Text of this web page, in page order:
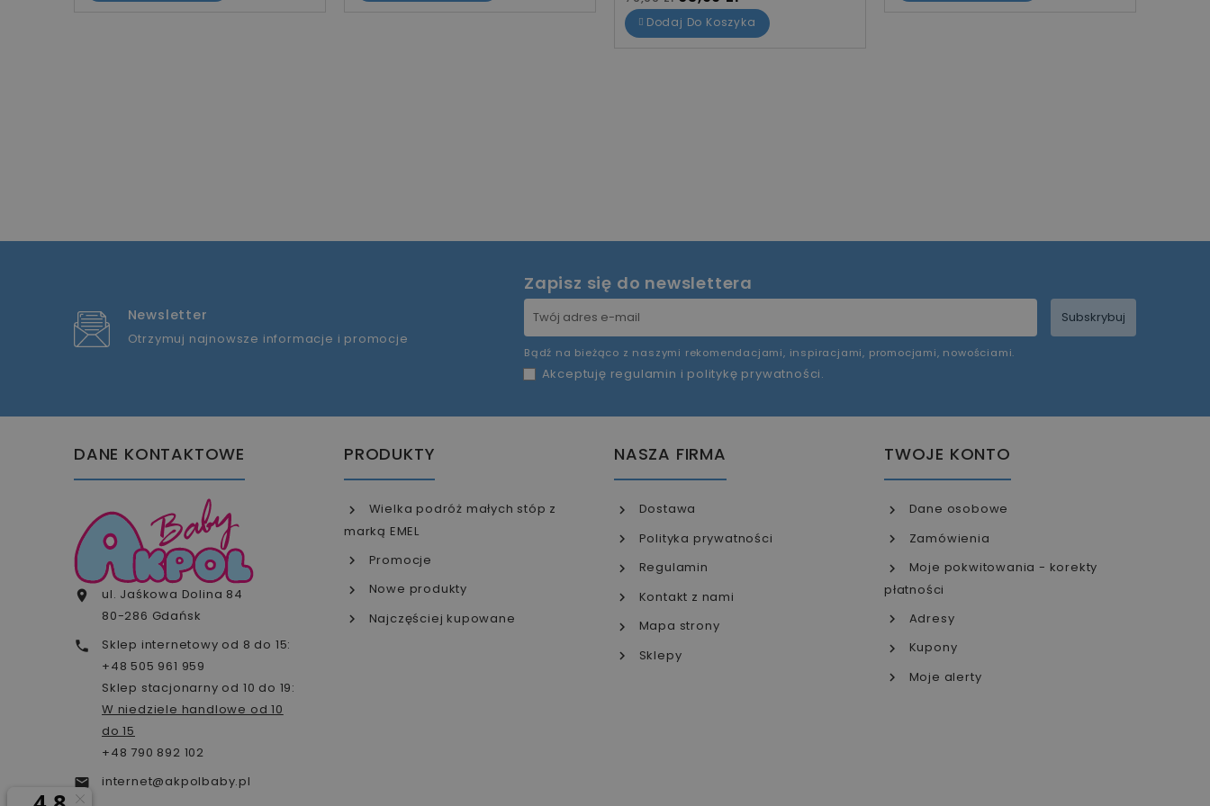
Dodaj Do Koszyka
Newsletter
Otrzymuj najnowsze informacje i promocje
Zapisz się do newslettera
Subskrybuj
Bądź na bieżąco z naszymi rekomendacjami, inspiracjami, promocjami, nowościami.
Akceptuję regulamin i politykę prywatności.
DANE KONTAKTOWE

ul. Jaśkowa Dolina 84
80-286 Gdańsk

Sklep internetowy od 8 do 15:
+48 505 961 959
Sklep stacjonarny od 10 do 19:
W niedziele handlowe od 10
do 15
+48 790 892 102
 internet@akpolbaby.pl
PRODUKTY
Wielka podróż małych stóp z
marką EMEL
Promocje
Nowe produkty
Najczęściej kupowane
NASZA FIRMA
Dostawa
Polityka prywatności
Regulamin
Kontakt z nami
Mapa strony
Sklepy
TWOJE KONTO
Dane osobowe
Zamówienia
Moje pokwitowania - korekty
płatności
Adresy
Kupony
Moje alerty